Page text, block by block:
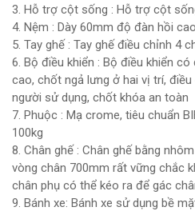
3. Hỗ trợ cột sống : Hỗ trợ cột
4. Nệm : Dày 60mm độ đàn hồi
5. Tay ghế : Tay ghế điều chỉnh 4
6. Bộ điều khiển : Bộ điều khiển
cao, chốt ngả lưng ở hai vị trí,
người sử dụng, chốt khóa an toàn
7. Phuộc : Mạ crome, tiêu chuẩn
100kg
8. Chân ghế : Chân ghế bằng
vòng chân 700mm rất vững chắc
chân phụ có thể kéo ra để gác
9. Bánh xe: Bánh xe sử dụng bề